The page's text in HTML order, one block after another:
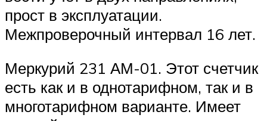
прост в эксплуатации.
Межпроверочный интервал 16 лет.
Меркурий 231 АМ-01. Этот счетчик
есть как и в однотарифном, так и в
многотарифном варианте. Имеет